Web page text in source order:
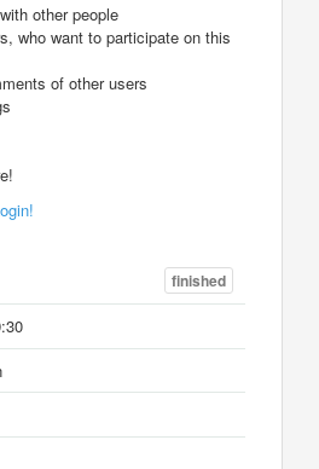
other people
who want to participate on this
of other users
finished